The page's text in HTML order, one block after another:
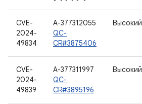
CVE-
2024-
49834
A-377312055
QC-
CR#3875406
Высокий
CVE-
2024-
49839
A-377311997
QC-
CR#3895196
Высокий